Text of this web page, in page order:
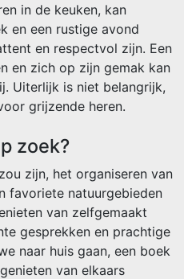
in de keuken, kan
en een rustige avond
en respectvol zijn. Een
en zich op zijn gemak kan
Uiterlijk is niet belangrijk,
grijzende heren.
zoek?
zijn, het organiseren van
favoriete natuurgebieden
van zelfgemaakt
gesprekken en prachtige
naar huis gaan, een boek
van elkaars